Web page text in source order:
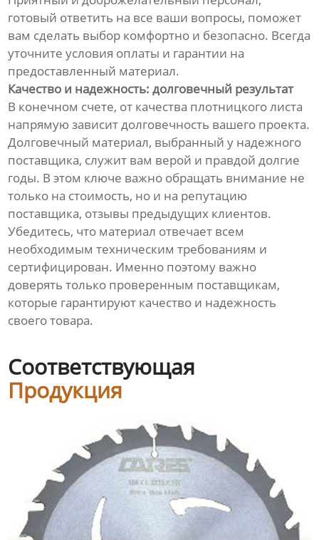
готовый ответить на все ваши вопросы, поможет
вам сделать выбор комфортно и безопасно. Всегда
уточните условия оплаты и гарантии на
предоставленный материал.
Качество и надежность: долговечный результат
В конечном счете, от качества плотницкого листа
напрямую зависит долговечность вашего проекта.
Долговечный материал, выбранный у надежного
поставщика, служит вам верой и правдой долгие
годы. В этом ключе важно обращать внимание не
только на стоимость, но и на репутацию
поставщика, отзывы предыдущих клиентов.
Убедитесь, что материал отвечает всем
необходимым техническим требованиям и
сертифицирован. Именно поэтому важно
доверять только проверенным поставщикам,
которые гарантируют качество и надежность
своего товара.
Соответствующая
Продукция